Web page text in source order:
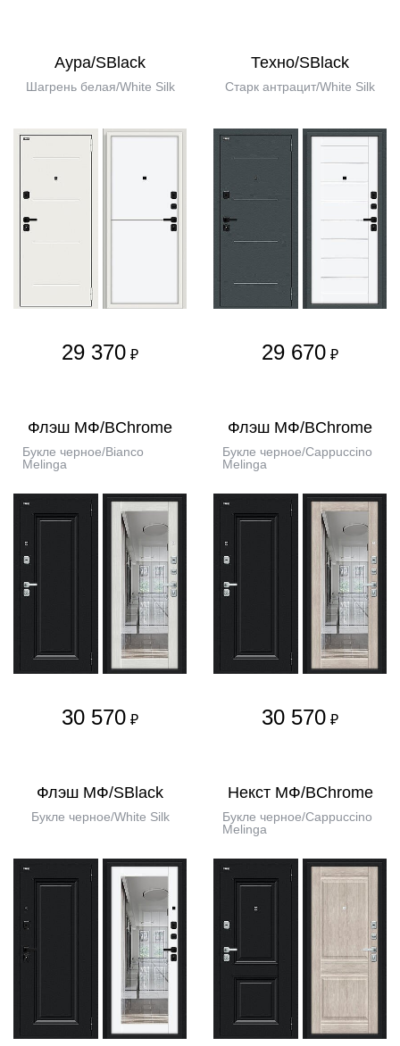
Аура/SBlack
Шагрень белая/White Silk
29 370 ₽
Техно/SBlack
Старк антрацит/White Silk
29 670 ₽
Флэш МФ/BChrome
Букле черное/Bianco
Melinga
30 570 ₽
Флэш МФ/BChrome
Букле черное/Cappuccino
Melinga
30 570 ₽
Флэш МФ/SBlack
Букле черное/White Silk
Некст МФ/BChrome
Букле черное/Cappuccino
Melinga